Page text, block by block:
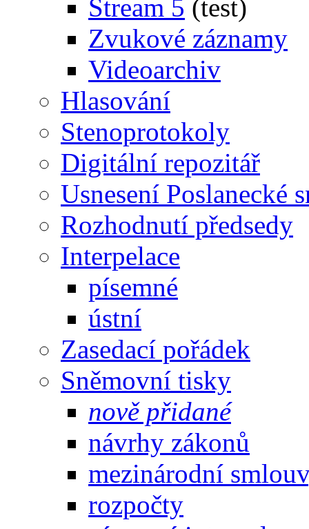
Stream 5 (test)
Zvukové záznamy
Videoarchiv
Hlasování
Stenoprotokoly
Digitální repozitář
Usnesení Poslanecké
Rozhodnutí předsedy
Interpelace
písemné
ústní
Zasedací pořádek
Sněmovní tisky
nově přidané
návrhy zákonů
mezinárodní
rozpočty